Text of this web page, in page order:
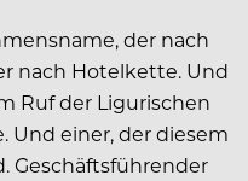
der nach
nach Hotelkette. Und
Ruf der Ligurischen
Und einer, der diesem
Geschäftsführender